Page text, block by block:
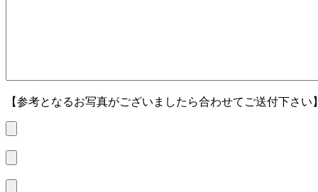
【参考となるお写真がございましたら合わせてご送付下さい